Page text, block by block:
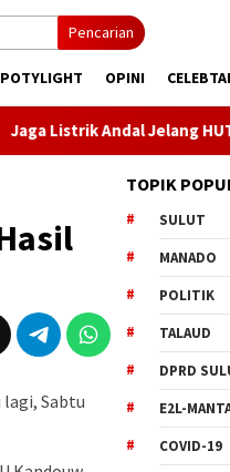
Pencarian
OPINI
HUT ke-81 RI, PLN
Sabtu
TOPIK
SULUT
MANADO
POLITIK
TALAUD
DPRD
E2L-
COVID-19